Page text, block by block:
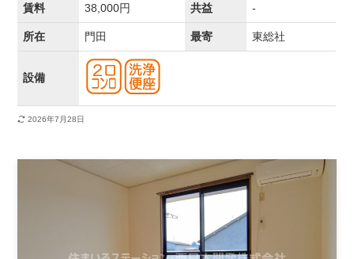
賃料 38,000円 共益 -
所在 門田 最寄 東総社
設備
2026年7月28日